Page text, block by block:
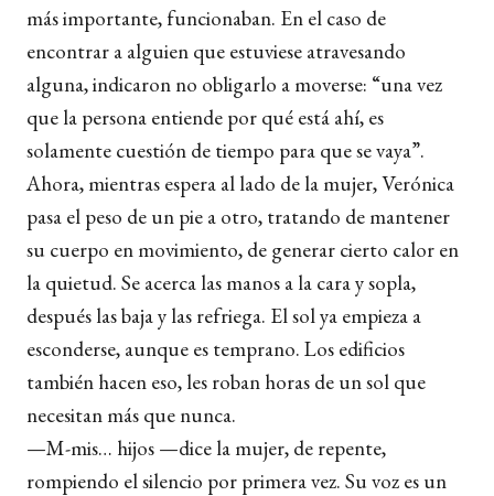
más importante, funcionaban. En el caso de
encontrar a alguien que estuviese atravesando
alguna, indicaron no obligarlo a moverse: “una vez
que la persona entiende por qué está ahí, es
solamente cuestión de tiempo para que se vaya”.
Ahora, mientras espera al lado de la mujer, Verónica
pasa el peso de un pie a otro, tratando de mantener
su cuerpo en movimiento, de generar cierto calor en
la quietud. Se acerca las manos a la cara y sopla,
después las baja y las refriega. El sol ya empieza a
esconderse, aunque es temprano. Los edificios
también hacen eso, les roban horas de un sol que
necesitan más que nunca.
—M-mis… hijos —dice la mujer, de repente,
rompiendo el silencio por primera vez. Su voz es un